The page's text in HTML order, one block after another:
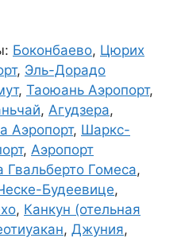
Боконбаево, Цюрих
, Эль-Дорадо
, Таоюань Аэропорт,
, Агудзера,
Аэропорт, Шаркс-
, Аэропорт
Гомеса,
Будеевице,
, Канкун (отельная
, Джуния,